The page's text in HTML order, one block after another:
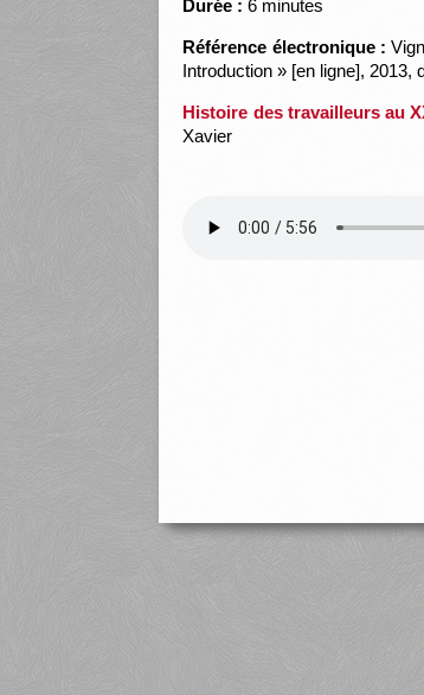
Durée : 6 minutes
Référence électronique :
Introduction » [en ligne], 2013,
Histoire des travailleurs au
Xavier